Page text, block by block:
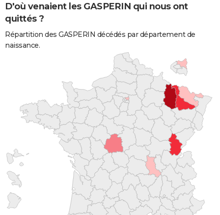
D'où venaient les GASPERIN qui nous ont
quittés ?
Répartition des GASPERIN décédés par département de
naissance.